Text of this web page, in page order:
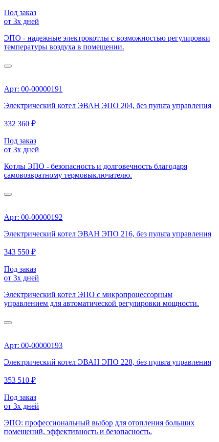
Под заказ
от 3х дней
ЭПО - надежные электрокотлы с возможностью регулировки
температуры воздуха в помещении.
Арт: 00-00000191
Электрический котел ЭВАН ЭПО 204, без пульта управления
332 360 ₽
Под заказ
от 3х дней
Котлы ЭПО - безопасность и долговечность благодаря
самовозвратному термовыключателю.
Арт: 00-00000192
Электрический котел ЭВАН ЭПО 216, без пульта управления
343 550 ₽
Под заказ
от 3х дней
Электрический котел ЭПО с микропроцессорным
управлением для автоматической регулировки мощности.
Арт: 00-00000193
Электрический котел ЭВАН ЭПО 228, без пульта управления
353 510 ₽
Под заказ
от 3х дней
ЭПО: профессиональный выбор для отопления больших
помещений, эффективность и безопасность.